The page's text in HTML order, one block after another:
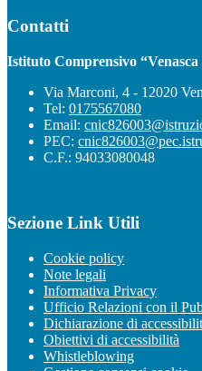
Contatti
Istituto Comprensivo “Venasca
Via Marconi, 4 - 12020
Tel: 0175567080
Email:
PEC:
C.F.: 94033080048
Sezione Link Utili
Cookie policy
Note legali
Informativa Privacy
Ufficio Relazioni con il
Dichiarazione di
Obiettivi di accessibilità
Whistleblowing